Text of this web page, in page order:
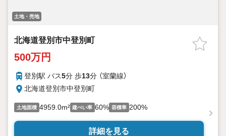
土地・売地
北海道登別市中登別町
500万円
登別駅 バス5分 歩13分 （室蘭線）
北海道登別市中登別町
土地面積 4959.0m² 建ぺい率 60% 容積率 200%
詳細を見る